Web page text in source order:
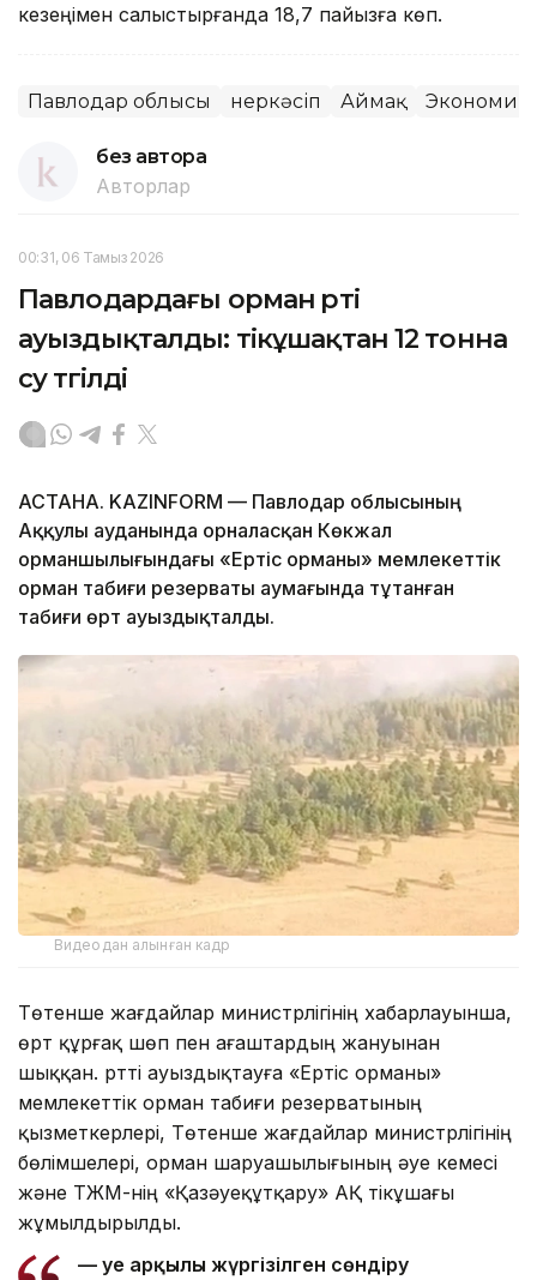
кезеңімен салыстырғанда 18,7 пайызға көп.
Павлодар облысы Өнеркәсіп Аймақ
без автора
Авторлар
00:31, 06 Тамыз 2026
Павлодардағы орман өрті
ауыздықталды: тікұшақтан 12 тонна
су төгілді
АСТАНА. KAZINFORM — Павлодар облысының
Аққулы ауданында орналасқан Көкжал
орманшылығындағы «Ертіс орманы» мемлекеттік
орман табиғи резерваты аумағында тұтанған
табиғи өрт ауыздықталды.
Видеодан алынған кадр
Төтенше жағдайлар министрлігінің хабарлауынша,
өрт құрғақ шөп пен ағаштардың жануынан
шыққан. Өртті ауыздықтауға «Ертіс орманы»
мемлекеттік орман табиғи резерватының
қызметкерлері, Төтенше жағдайлар министрлігінің
бөлімшелері, орман шаруашылығының әуе кемесі
және ТЖМ-нің «Қазәуеқұтқару» АҚ тікұшағы
жұмылдырылды.
— Әуе арқылы жүргізілген сөндіру